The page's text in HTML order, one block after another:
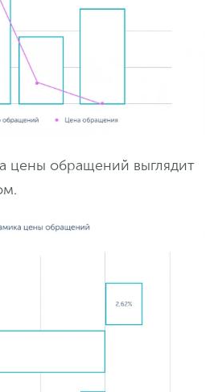
цены обращений выглядит